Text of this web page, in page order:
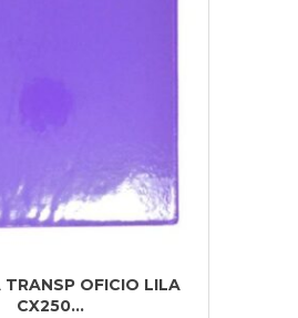
TRANSP OFICIO LILA
CX250...